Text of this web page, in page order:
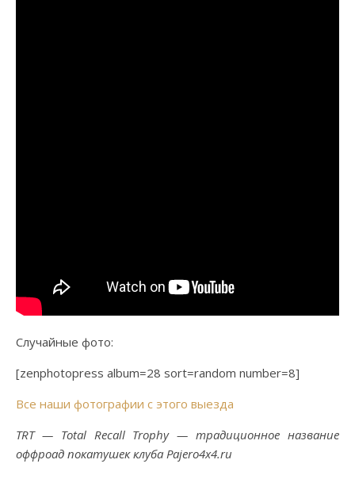
Случайные фото:
[zenphotopress album=28 sort=random number=8]
Все наши фотографии с этого выезда
TRT — Total Recall Trophy — традиционное название
оффроад покатушек клуба Pajero4x4.ru